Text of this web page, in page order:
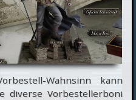
Wahnsinn kann
diverse Vorbestellerboni